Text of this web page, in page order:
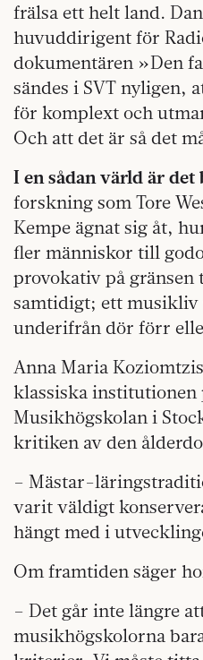
frälsa ett helt land.
huvuddirigent för
dokumentären »Den
sändes i SVT nyligen,
för komplext och
Och att det är så det
I en sådan värld är
forskning som Tore
Kempe ägnat sig åt,
fler människor till
provokativ på
samtidigt; ett musikliv
underifrån dör förr
Anna Maria
klassiska institutionen
Musikhögskolan i
kritiken av den
– Mästar-
varit väldigt
hängt med i
Om framtiden säger
– Det går inte längre
musikhögskolorna